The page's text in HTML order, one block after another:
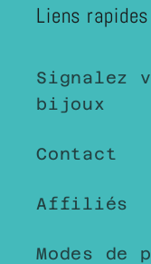
Liens rapides
Signalez
bijoux
Contact
Affiliés
Modes de